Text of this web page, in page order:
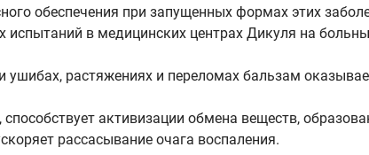
обеспечения при запущенных формах этих
испытаний в медицинских центрах Дикуля на
ушибах, растяжениях и переломах бальзам
активизации обмена веществ,
рассасывание очага воспаления.